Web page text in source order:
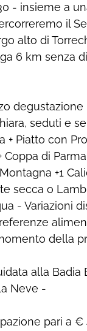
- insieme a
il
alto di
6 km senza
degustazione
seduti e
+ Piatto con
Coppa di
+1
secca o
- Variazioni
della
alla Badia
Neve -
pari a €